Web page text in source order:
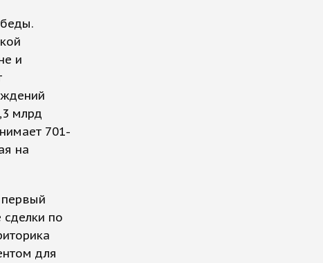
и
млрд
701-
на
первый
по
для